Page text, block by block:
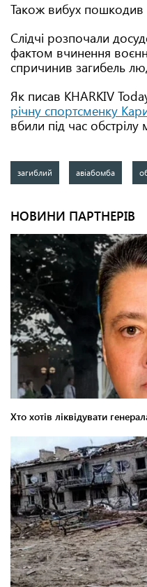
Також вибух пошкодив
Слідчі розпочали
фактом вчинення
спричинив загибель
Як писав KHARKIV
річну спортсменку
вбили під час обстрілу
загиблий авіабомба